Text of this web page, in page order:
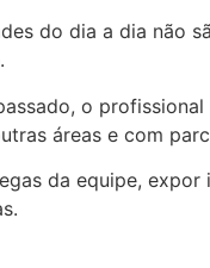
do dia a dia não
o
áreas e com
da equipe,